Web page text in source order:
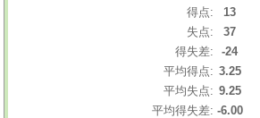
得点:
13
失点:
37
得失差:
-24
平均得点: 3.25
平均失点: 9.25
平均得失差: -6.00